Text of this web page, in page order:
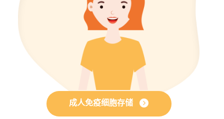
成人免疫细胞存储